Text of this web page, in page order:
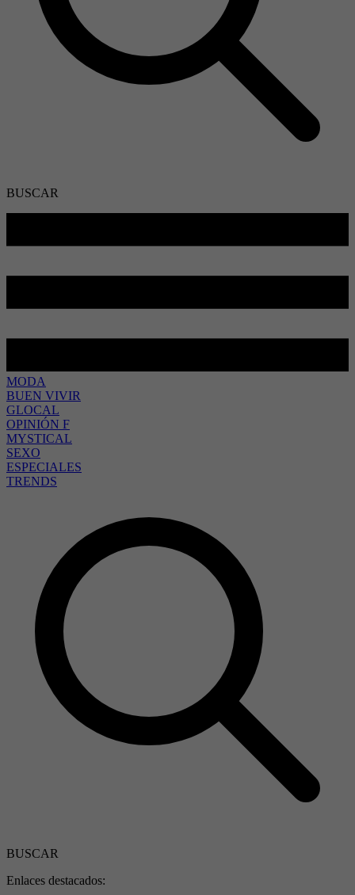
BUSCAR
MODA
BUEN VIVIR
GLOCAL
OPINIÓN F
MYSTICAL
SEXO
ESPECIALES
TRENDS
BUSCAR
Enlaces destacados: